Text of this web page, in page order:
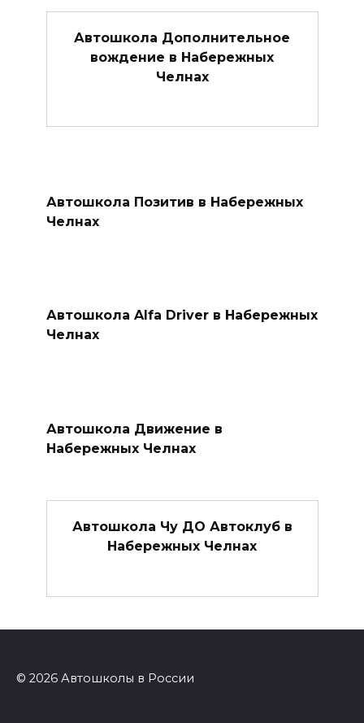
Автошкола Дополнительное
вождение в Набережных
Челнах
Автошкола Позитив в Набережных
Челнах
Автошкола Alfa Driver в Набережных
Челнах
Автошкола Движение в
Набережных Челнах
Автошкола Чу ДО Автоклуб в
Набережных Челнах
© 2026 Автошколы в России